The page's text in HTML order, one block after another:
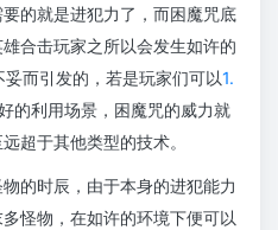
的就是进犯力了，而困魔咒底
合击玩家之所以会发生如许的
而引发的，若是玩家们可以1.
的利用场景，困魔咒的威力就
超于其他类型的技术。
的时辰，由于本身的进犯能力
怪物，在如许的环境下便可以